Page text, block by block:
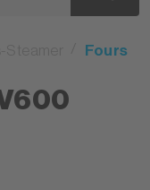
Fours